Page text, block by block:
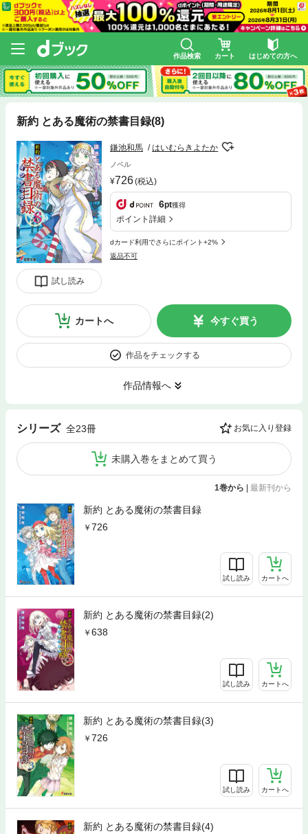
作品検索 カート はじめての方へ
新約 とある魔術の禁書目録(8)
試し読み
鎌池和馬 はいむらきよたか
ノベル
726(税込)
6pt獲得
ポイント詳細
dカード利用でさらにポイント+2%
返品不可
カートへ 今すぐ買う
作品をチェックする
作品情報へ
シリーズ 全23冊 お気に入り登録
未購入巻をまとめて買う
1巻から | 最新刊から
新約 とある魔術の禁書目録
726
試し読み カートへ
新約 とある魔術の禁書目録(2)
638
試し読み カートへ
新約 とある魔術の禁書目録(3)
726
試し読み カートへ
新約 とある魔術の禁書目録(4)